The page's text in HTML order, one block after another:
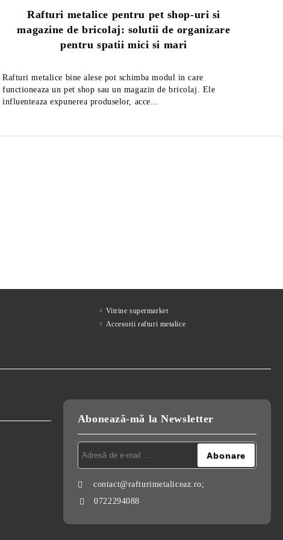
Rafturi metalice pentru pet shop-uri si
magazine de bricolaj: solutii de organizare
pentru spatii mici si mari
Rafturi metalice bine alese pot schimba modul in care
functioneaza un pet shop sau un magazin de bricolaj. Ele
influenteaza expunerea produselor, acce...
Vitrine supermarket
Accesorii rafturi metalice
Abonează-mă la Newsletter
contact@rafturimetaliceaz.ro;
0722294088